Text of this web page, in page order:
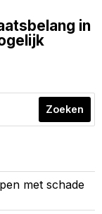
in
Zoeken
met schade